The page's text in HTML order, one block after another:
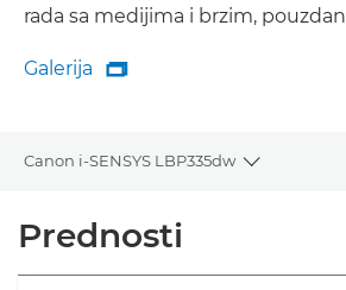
rada sa medijima i brzim,
Galerija
Galerija

Canon i-SENSYS LBP335dw
Toggle
Specifikacije
Prednosti